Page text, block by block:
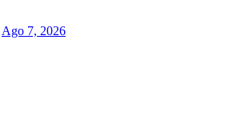
Ago 7, 2026